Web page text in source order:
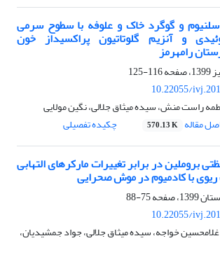
سلنیوم و گوگرد خاک و علوفه با سطوح سرمی
و آنزیم گلوتاتیون پراکسیداز خون
رامهرمز
116-125
10.22055/
راست منش، سیده میثاق جلالی، نگین مولایی
مقاله 570.13 K چکیده تفصیلی
بروملین در برابر تغییرات مارکرهای التهابی
با کادمیوم در موش صحرایی
75-88
10.22055/
خواجه، سیده میثاق جلالی، جواد جمشیدیان،